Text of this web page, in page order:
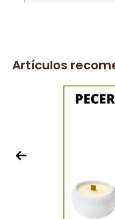
Artículos